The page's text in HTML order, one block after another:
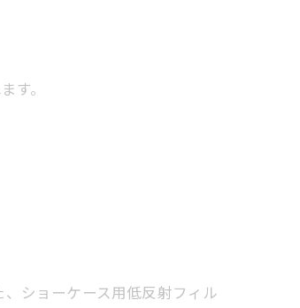
す。
ショーケース用低反射フィル